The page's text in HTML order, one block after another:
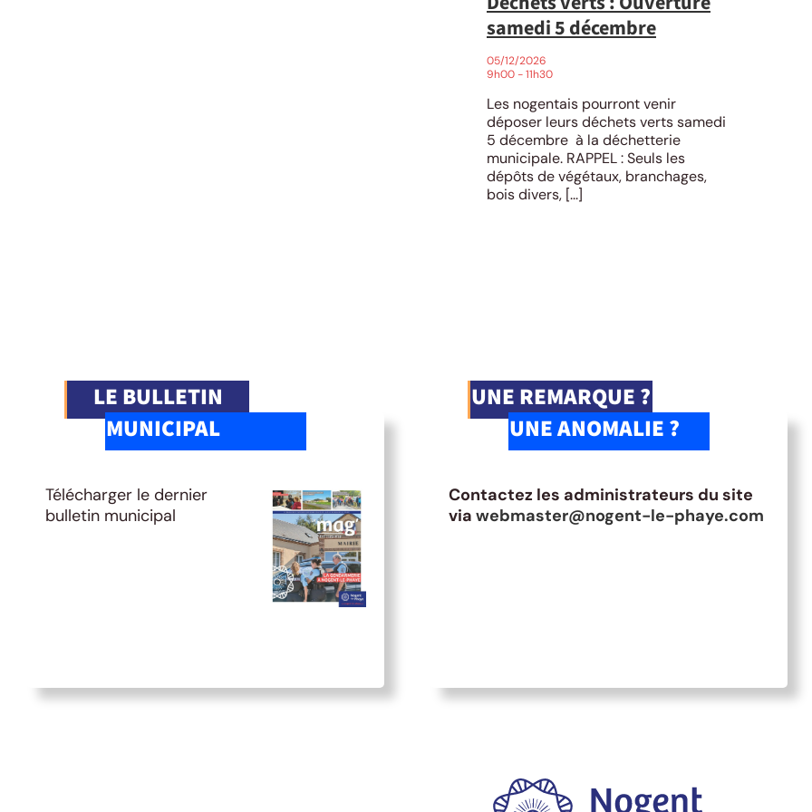
samedi 5 décembre
05/12/2026
9h00 - 11h30
Les nogentais pourront venir
déposer leurs déchets verts samedi
5 décembre à la déchetterie
municipale. RAPPEL : Seuls les
dépôts de végétaux, branchages,
bois divers, [...]
LE BULLETIN
MUNICIPAL
Télécharger le dernier
bulletin municipal
UNE REMARQUE ?
UNE ANOMALIE ?
Contactez les administrateurs du site
viawebmaster@nogent-le-phaye.com